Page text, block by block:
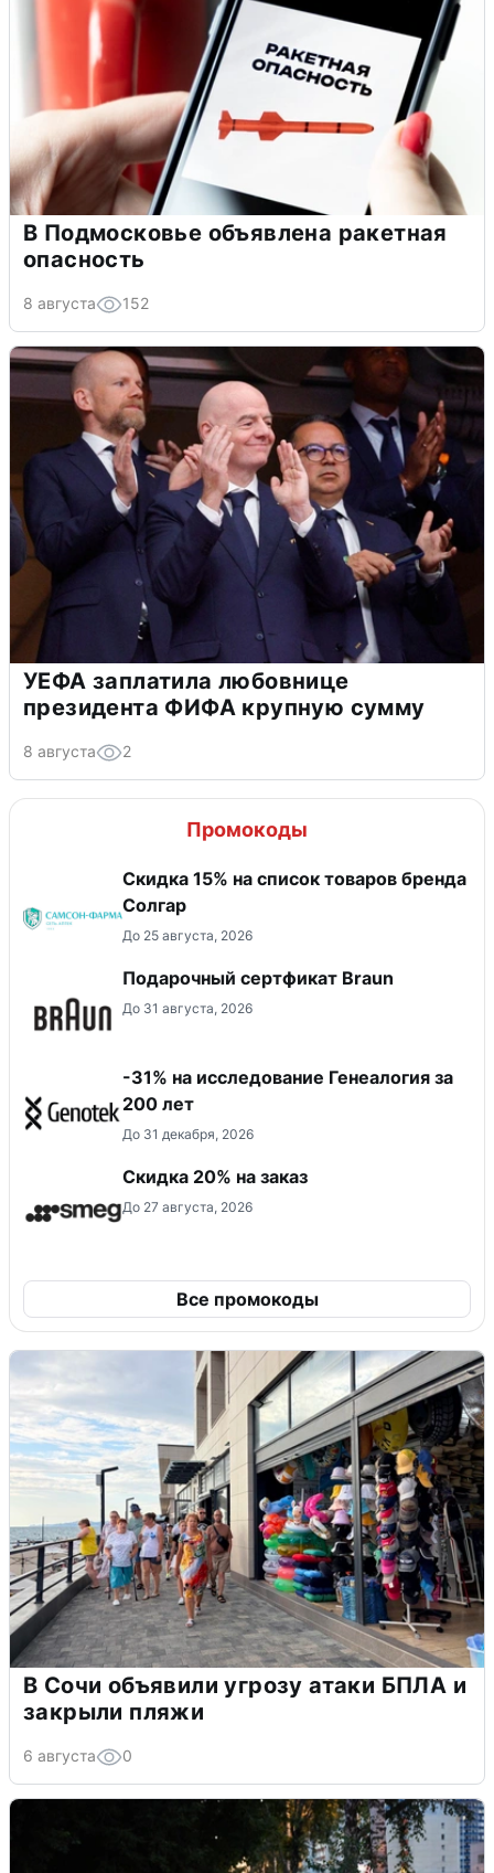
В Подмосковье объявлена ракетная
опасность
8 августа 152
УЕФА заплатила любовнице
президента ФИФА крупную сумму
8 августа 2
Промокоды
Скидка 15% на список товаров бренда
Солгар
До 25 августа, 2026
Подарочный сертфикат Braun
До 31 августа, 2026
-31% на исследование Генеалогия за
200 лет
До 31 декабря, 2026
Скидка 20% на заказ
До 27 августа, 2026
Все промокоды
В Сочи объявили угрозу атаки БПЛА и
закрыли пляжи
6 августа 0